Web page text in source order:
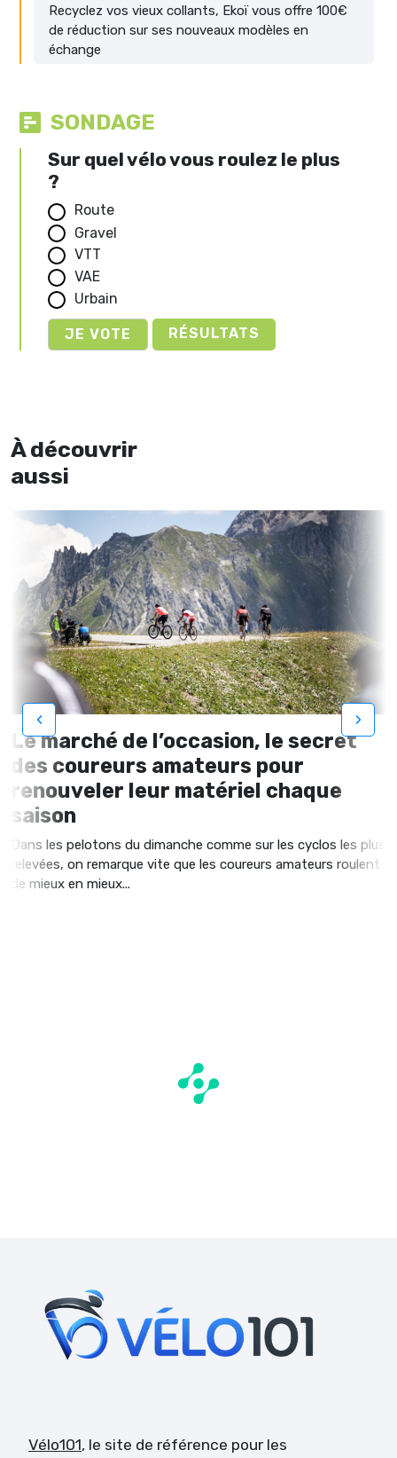
Recyclez vos vieux collants, Ekoï vous offre 100€
de réduction sur ses nouveaux modèles en
échange
SONDAGE
Sur quel vélo vous roulez le plus
?
Route
Gravel
VTT
VAE
Urbain
RÉSULTATS
À découvrir
aussi
Le marché de l’occasion, le secret
des coureurs amateurs pour
renouveler leur matériel chaque
saison
Dans les pelotons du dimanche comme sur les cyclos les plus
relevées, on remarque vite que les coureurs amateurs roulent
de mieux en mieux...
‹ ›
Vélo101, le site de référence pour les